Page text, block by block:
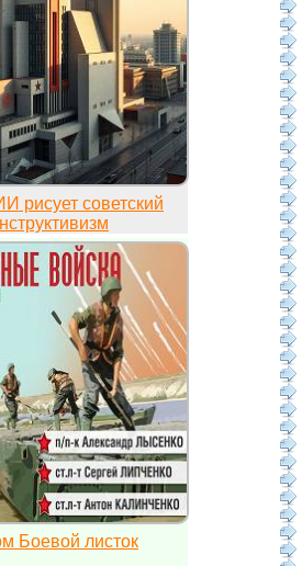
рисует советский
Боевой листок